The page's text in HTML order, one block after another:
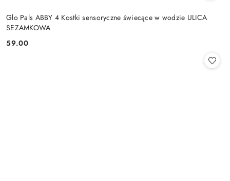
Glo Pals ABBY 4 Kostki sensoryczne świecące w wodzie ULICA
SEZAMKOWA
Cena:
59.00